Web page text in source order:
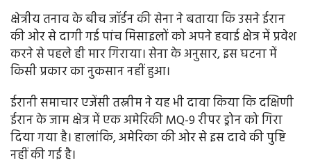
क्षेत्रीय तनाव के बीच जॉर्डन की सेना ने बताया कि उसने ईरान
की ओर से दागी गई पांच मिसाइलों को अपने हवाई क्षेत्र में प्रवेश
करने से पहले ही मार गिराया। सेना के अनुसार, इस घटना में
किसी प्रकार का नुकसान नहीं हुआ।
ईरानी समाचार एजेंसी तस्नीम ने यह भी दावा किया कि दक्षिणी
ईरान के जाम क्षेत्र में एक अमेरिकी MQ-9 रीपर ड्रोन को गिरा
दिया गया है। हालांकि, अमेरिका की ओर से इस दावे की पुष्टि
नहीं की गई है।